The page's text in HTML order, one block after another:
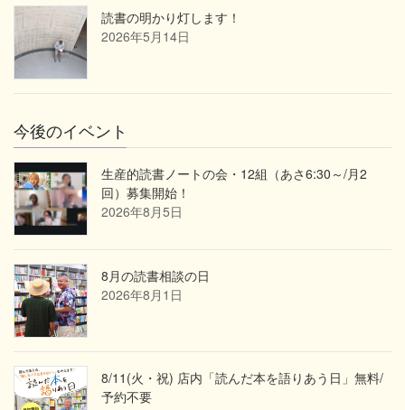
読書の明かり灯します！
2026年5月14日
今後のイベント
生産的読書ノートの会・12組（あさ6:30～/月2
回）募集開始！
2026年8月5日
8月の読書相談の日
2026年8月1日
8/11(火・祝) 店内「読んだ本を語りあう日」無料/
予約不要